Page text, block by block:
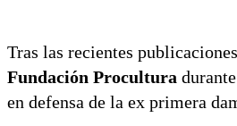
Tras las recientes
Fundación Procultura
en defensa de la ex primera